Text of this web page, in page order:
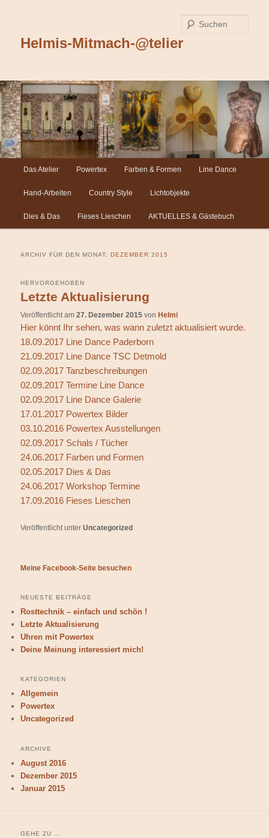
Helmis-Mitmach-@telier
Hauptmenü
Zum
wechseln
Zum
Inhalt
Das Atelier Powertex Farben & Formen Line Dance
Hand-Arbeiten Country Style Lichtobjekte
Dies & Das Fieses Lieschen AKTUELLES & Gästebuch
ARCHIV FÜR DEN MONAT:DEZEMBER 2015
Letzte Aktualisierung
HERVORGEHOBEN
Veröffentlicht am27. Dezember 2015 von Helmi
Hier könnt Ihr sehen, was wann zuletzt aktualisiert wurde.
18.09.2017 Line Dance Paderborn
21.09.2017 Line Dance TSC Detmold
02.09.2017 Tanzbeschreibungen
02.09.2017 Termine Line Dance
02.09.2017 Line Dance Galerie
17.01.2017 Powertex Bilder
03.10.2016 Powertex Ausstellungen
02.09.2017 Schals / Tücher
24.06.2017 Farben und Formen
02.05.2017 Dies & Das
24.06.2017 Workshop Termine
17.09.2016 Fieses Lieschen
Veröffentlicht unter Uncategorized
Meine Facebook-Seite besuchen
NEUESTE BEITRÄGE
Rosttechnik – einfach und schön !
Letzte Aktualisierung
Uhren mit Powertex
Deine Meinung interessiert mich!
KATEGORIEN
Allgemein
Powertex
Uncategorized
ARCHIVE
August 2016
Dezember 2015
Januar 2015
GEHE ZU …